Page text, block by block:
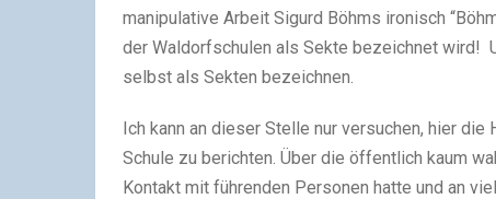
mani­pu­la­tive Arbeit Sigurd Böhms iro­nisch
der Waldorfschulen als Sekte bezeich­net wird!
selbst als Sekten bezeich­nen.
Ich kann an die­ser Stelle nur ver­su­chen, hier
Schule zu berich­ten. Über die öffent­lich kaum
Kontakt mit füh­ren­den Personen hatte und an